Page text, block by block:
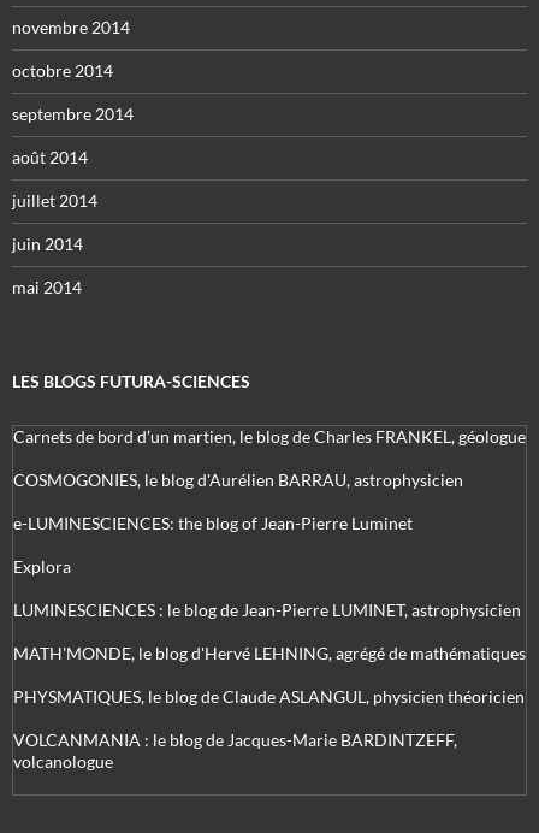
novembre 2014
octobre 2014
septembre 2014
août 2014
juillet 2014
juin 2014
mai 2014
LES BLOGS FUTURA-SCIENCES
Carnets de bord d’un martien, le blog de Charles FRANKEL, géologue
COSMOGONIES, le blog d'Aurélien BARRAU, astrophysicien
e-LUMINESCIENCES: the blog of Jean-Pierre Luminet
Explora
LUMINESCIENCES : le blog de Jean-Pierre LUMINET, astrophysicien
MATH'MONDE, le blog d'Hervé LEHNING, agrégé de mathématiques
PHYSMATIQUES, le blog de Claude ASLANGUL, physicien théoricien
VOLCANMANIA : le blog de Jacques-Marie BARDINTZEFF,
volcanologue